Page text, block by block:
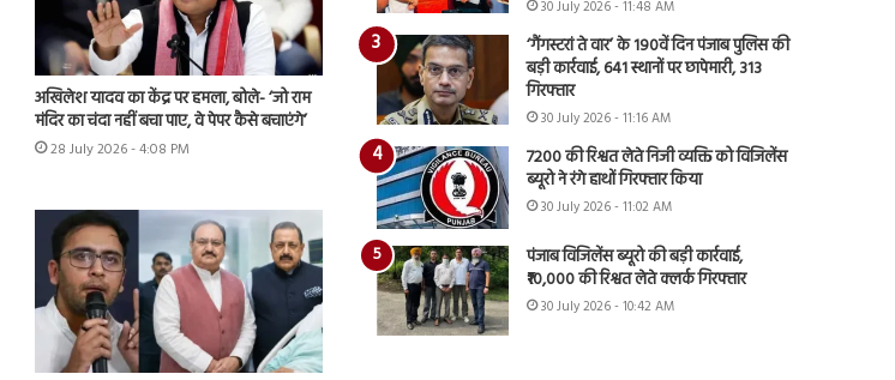
अखिलेश यादव का केंद्र पर हमला, बोले- ‘जो राम
मंदिर का चंदा नहीं बचा पाए, वे पेपर कैसे बचाएंगे’
28 July 2026 - 4:08 PM
30 July 2026 - 11:48 AM
‘गैंगस्टरां ते वार’ के 190वें दिन पंजाब पुलिस की
बड़ी कार्रवाई, 641 स्थानों पर छापेमारी, 313
गिरफ्तार
30 July 2026 - 11:16 AM
7200 की रिश्वत लेते निजी व्यक्ति को विजिलेंस
ब्यूरो ने रंगे हाथों गिरफ्तार किया
30 July 2026 - 11:02 AM
पंजाब विजिलेंस ब्यूरो की बड़ी कार्रवाई,
₹10,000 की रिश्वत लेते क्लर्क गिरफ्तार
30 July 2026 - 10:42 AM